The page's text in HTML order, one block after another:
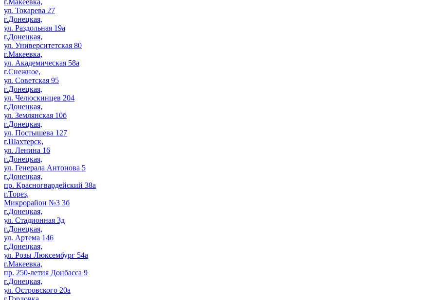
г.Макеевка,
ул. Токарева 27
г.Донецкая,
ул. Раздольная 19а
г.Донецкая,
ул. Университетская 80
г.Макеевка,
ул. Академическая 58а
г.Снежное,
ул. Советская 95
г.Донецкая,
ул. Челюскинцев 204
г.Донецкая,
ул. Землянская 10б
г.Донецкая,
ул. Постышева 127
г.Шахтерск,
ул. Ленина 16
г.Донецкая,
ул. Генерала Антонова 5
г.Донецкая,
пр. Красногвардейский 38а
г.Торез,
Микрорайон №3 3б
г.Донецкая,
ул. Стадионная 3д
г.Донецкая,
ул. Артема 146
г.Донецкая,
ул. Розы Люксембург 54а
г.Макеевка,
пр. 250-летия Донбасса 9
г.Донецкая,
ул. Островского 20а